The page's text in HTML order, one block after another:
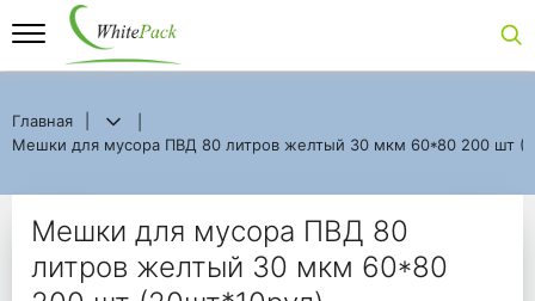
Мешки для мусора ПВД 80 литров желтый 30 мкм 60*80 200 шт
Мешки для мусора
Главная
Мешки для мусора ПВД 80 литров желтый 30 мкм 60*80 200 шт
Мешки для мусора ПВД 80
литров желтый 30 мкм 60*80